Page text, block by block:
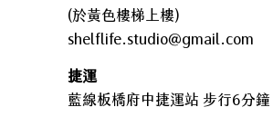
(於黃色樓梯上樓)
shelflife.studio@gmail.com
捷運
藍線板橋府中捷運站 步行6分鐘